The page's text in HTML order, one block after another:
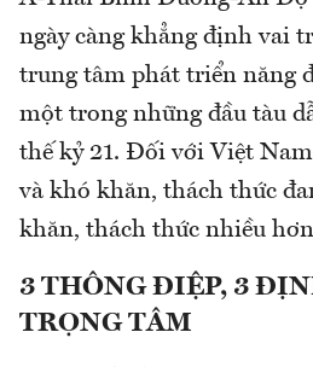
ngày càng khẳng định vai
trung tâm phát triển năng
một trong những đầu tàu
thế kỷ 21. Đối với Việt
và khó khăn, thách thức
khăn, thách thức nhiều
3 THÔNG ĐIỆP, 3
TRỌNG TÂM